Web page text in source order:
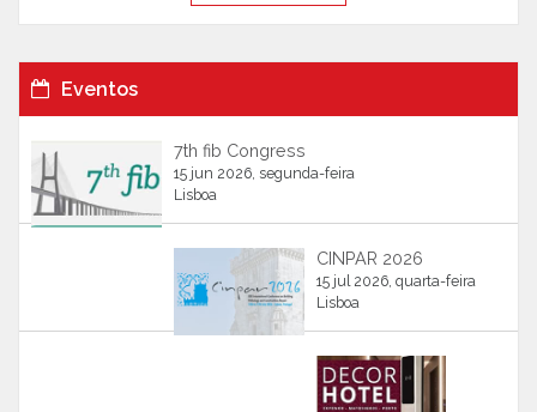
Eventos
7th fib Congress
15 jun 2026, segunda-feira
Lisboa
CINPAR 2026
15 jul 2026, quarta-feira
Lisboa